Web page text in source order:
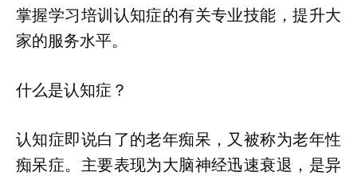
掌握学习培训认知症的有关专业技能，提升大
家的服务水平。
什么是认知症？
认知症即说白了的老年痴呆，又被称为老年性
痴呆症。主要表现为大脑神经迅速衰退，是异